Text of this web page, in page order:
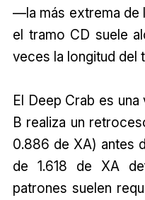
—la más extrema de
el tramo CD suele
veces la longitud del
El Deep Crab es
B realiza un
0.886 de XA) antes
de 1.618 de XA
patrones suelen